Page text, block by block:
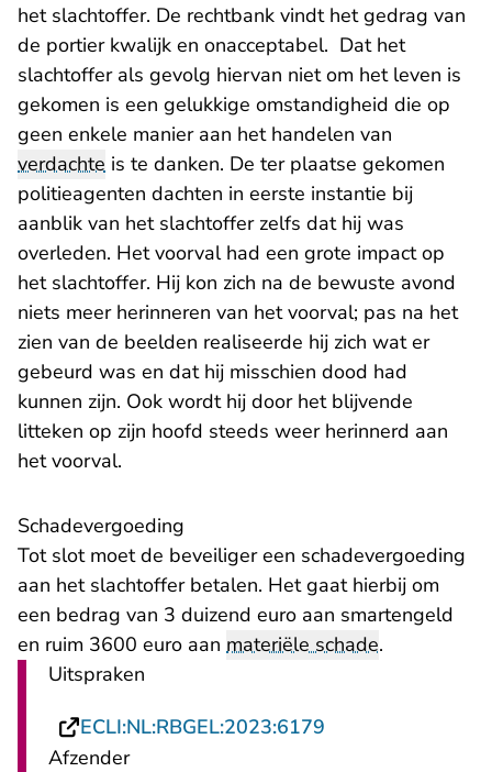
het slachtoffer. De rechtbank vindt het gedrag van
de portier kwalijk en onacceptabel. Dat het
slachtoffer als gevolg hiervan niet om het leven is
gekomen is een gelukkige omstandigheid die op
geen enkele manier aan het handelen van
verdachte is te danken. De ter plaatse gekomen
politieagenten dachten in eerste instantie bij
aanblik van het slachtoffer zelfs dat hij was
overleden. Het voorval had een grote impact op
het slachtoffer. Hij kon zich na de bewuste avond
niets meer herinneren van het voorval; pas na het
zien van de beelden realiseerde hij zich wat er
gebeurd was en dat hij misschien dood had
kunnen zijn. Ook wordt hij door het blijvende
litteken op zijn hoofd steeds weer herinnerd aan
het voorval.
Schadevergoeding
Tot slot moet de beveiliger een schadevergoeding
aan het slachtoffer betalen. Het gaat hierbij om
een bedrag van 3 duizend euro aan smartengeld
en ruim 3600 euro aan materiële schade.
Uitspraken
ECLI:NL:RBGEL:2023:6179
Afzender